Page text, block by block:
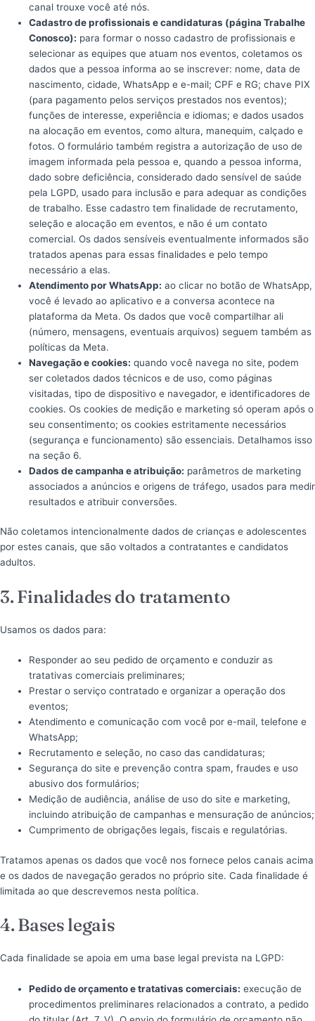
canal trouxe você até nós.
Cadastro de profissionais e candidaturas (página Trabalhe
Conosco): para formar o nosso cadastro de profissionais e
selecionar as equipes que atuam nos eventos, coletamos os
dados que a pessoa informa ao se inscrever: nome, data de
nascimento, cidade, WhatsApp e e-mail; CPF e RG; chave PIX
(para pagamento pelos serviços prestados nos eventos);
funções de interesse, experiência e idiomas; e dados usados
na alocação em eventos, como altura, manequim, calçado e
fotos. O formulário também registra a autorização de uso de
imagem informada pela pessoa e, quando a pessoa informa,
dado sobre deficiência, considerado dado sensível de saúde
pela LGPD, usado para inclusão e para adequar as condições
de trabalho. Esse cadastro tem finalidade de recrutamento,
seleção e alocação em eventos, e não é um contato
comercial. Os dados sensíveis eventualmente informados são
tratados apenas para essas finalidades e pelo tempo
necessário a elas.
Atendimento por WhatsApp: ao clicar no botão de WhatsApp,
você é levado ao aplicativo e a conversa acontece na
plataforma da Meta. Os dados que você compartilhar ali
(número, mensagens, eventuais arquivos) seguem também as
políticas da Meta.
Navegação e cookies: quando você navega no site, podem
ser coletados dados técnicos e de uso, como páginas
visitadas, tipo de dispositivo e navegador, e identificadores de
cookies. Os cookies de medição e marketing só operam após o
seu consentimento; os cookies estritamente necessários
(segurança e funcionamento) são essenciais. Detalhamos isso
na seção 6.
Dados de campanha e atribuição: parâmetros de marketing
associados a anúncios e origens de tráfego, usados para medir
resultados e atribuir conversões.
Não coletamos intencionalmente dados de crianças e adolescentes
por estes canais, que são voltados a contratantes e candidatos
adultos.
3. Finalidades do tratamento
Usamos os dados para:
Responder ao seu pedido de orçamento e conduzir as
tratativas comerciais preliminares;
Prestar o serviço contratado e organizar a operação dos
eventos;
Atendimento e comunicação com você por e-mail, telefone e
WhatsApp;
Recrutamento e seleção, no caso das candidaturas;
Segurança do site e prevenção contra spam, fraudes e uso
abusivo dos formulários;
Medição de audiência, análise de uso do site e marketing,
incluindo atribuição de campanhas e mensuração de anúncios;
Cumprimento de obrigações legais, fiscais e regulatórias.
Tratamos apenas os dados que você nos fornece pelos canais acima
e os dados de navegação gerados no próprio site. Cada finalidade é
limitada ao que descrevemos nesta política.
4. Bases legais
Cada finalidade se apoia em uma base legal prevista na LGPD:
Pedido de orçamento e tratativas comerciais: execução de
procedimentos preliminares relacionados a contrato, a pedido